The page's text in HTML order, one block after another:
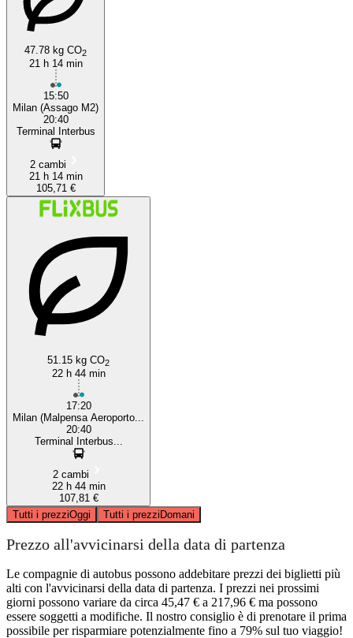
47.78 kg CO2
21 h 14 min
15:50
Milan (Assago M2)
20:40
Terminal Interbus
2 cambi
21 h 14 min
105,71 €
51.15 kg CO2
22 h 44 min
17:20
Milan (Malpensa Aeroporto...
20:40
Terminal Interbus...
2 cambi
22 h 44 min
107,81 €
Tutti i prezziOggi Tutti i prezziDomani
Prezzo all'avvicinarsi della data di partenza
Le compagnie di autobus possono addebitare prezzi dei biglietti più
alti con l'avvicinarsi della data di partenza. I prezzi nei prossimi
giorni possono variare da circa 45,47 € a 217,96 € ma possono
essere soggetti a modifiche. Il nostro consiglio è di prenotare il prima
possibile per risparmiare potenzialmente fino a 79% sul tuo viaggio!